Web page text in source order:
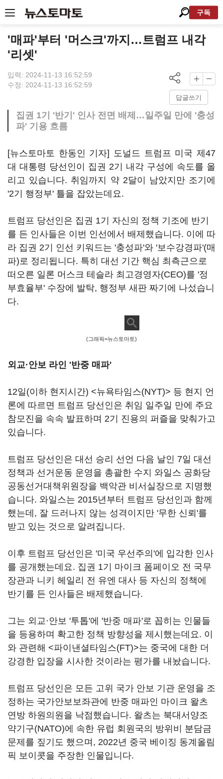
구독
'매파'부터 '머스크'까지…트럼프 내각
'리셋'
입력: 2024-11-13 16:52:59
수정: 2024-11-13 16:52:59
답글쓰기
집권 1기 '반기' 인사 전면 배제…일주일 만에 '충성
파' 기용 흐름
[뉴스토마토 한동인 기자] 도널드 트럼프 미국 제47
대 대통령 당선인이 집권 2기 내각 구성에 속도를 올
리고 있습니다. 취임까지 약 2달이 남았지만 조기에
'2기 행정부' 틀을 잡았는데요.
트럼프 당선인은 집권 1기 자신의 정책 기조에 반기
를 든 인사들은 이번 인선에서 배제했습니다. 이에 따
라 집권 2기 인선 키워드는 '충성파'와 '보수강경파'(매
파)로 정리됩니다. 특히 대선 기간 핵심 최측근으로
떠오른 일론 머스크 테슬라 최고경영자(CEO)를 '정
부효율부' 수장에 발탁, 행정부 새판 짜기에 나섰습니
다.
(그래픽=뉴스토마토)
외교·안보 라인 '반중 매파'
12일(이하 현지시간) <뉴욕타임스(NYT)> 등 현지 언
론에 따르면 트럼프 당선인은 취임 일주일 만에 주요
참모진을 속속 발표하며 2기 진용의 퍼즐을 맞춰가고
있습니다.
트럼프 당선인은 대선 승리 선언 다음 날인 7일 대선
정책과 선거운동 운영을 총괄한 수지 와일스 공화당
공동선거대책위원장을 백악관 비서실장으로 지명했
습니다. 와일스는 2015년부터 트럼프 당선인과 함께
했는데, 잘 드러나지 않는 성격이지만 '무한 신뢰'를
받고 있는 것으로 알려집니다.
이후 트럼프 당선인은 '미국 우선주의'에 입각한 인사
를 공개했는데요. 집권 1기 마이크 폼페이오 전 국무
장관과 니키 헤일리 전 유엔 대사 등 자신의 정책에
반기를 든 인사들은 배제했습니다.
그는 외교·안보 '투톱'에 '반중 매파'로 꼽히는 인물들
을 등용하며 확고한 정책 방향성을 제시했는데요. 이
와 관련해 <파이낸셜타임스(FT)>는 중국에 대한 더
강경한 입장을 시사한 것이라는 평가를 내놨습니다.
트럼프 당선인은 모든 고위 국가 안보 기관 운영을 조
정하는 국가안보보좌관에 반중 매파인 마이크 왈츠
연방 하원의원을 낙점했습니다. 왈츠는 북대서양조
약기구(NATO)에 속한 유럽 회원국의 방위비 분담금
문제를 짚기도 했으며, 2022년 중국 베이징 동계올림
픽 보이콧을 주장한 인물입니다.